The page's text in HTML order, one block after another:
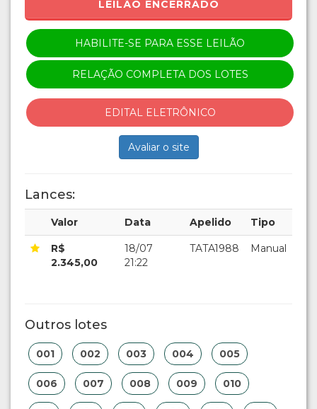
LEILÃO ENCERRADO
HABILITE-SE PARA ESSE LEILÃO
RELAÇÃO COMPLETA DOS LOTES
EDITAL ELETRÔNICO
Avaliar o site
Lances:
Valor Data Apelido Tipo
R$
2.345,00
18/07
21:22
TATA1988 Manual
Outros lotes
001 002 003 004 005
006 007 008 009 010